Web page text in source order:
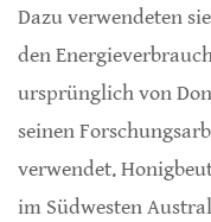
Dazu verwendeten
den
ursprünglich von
seinen
verwendet.
im Südwesten